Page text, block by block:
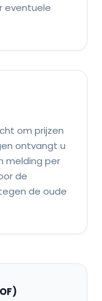
eventuele
om prijzen
ontvangt u
melding per
de
de oude